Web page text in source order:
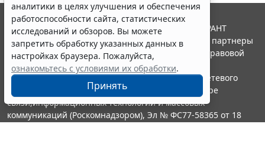
аналитики в целях улучшения и обеспечения
работоспособности сайта, статистических
исследований и обзоров. Вы можете
запретить обработку указанных данных в
настройках браузера. Пожалуйста,
ознакомьтесь с условиями их обработки.
Принять
© ООО "НПП "ГАРАНТ-СЕРВИС", 2026. Система ГАРАНТ
выпускается с 1990 года. Компания "Гарант" и ее партнеры
являются участниками Российской ассоциации правовой
информации ГАРАНТ.
Портал ГАРАНТ.РУ зарегистрирован в качестве сетевого
издания Федеральной службой по надзору в сфере
связи,информационных технологий и массовых
коммуникаций (Роскомнадзором), Эл № ФС77-58365 от 18